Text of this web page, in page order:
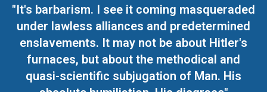
"It's barbarism. I see it coming masqueraded
under lawless alliances and predetermined
enslavements. It may not be about Hitler's
furnaces, but about the methodical and
quasi-scientific subjugation of Man. His